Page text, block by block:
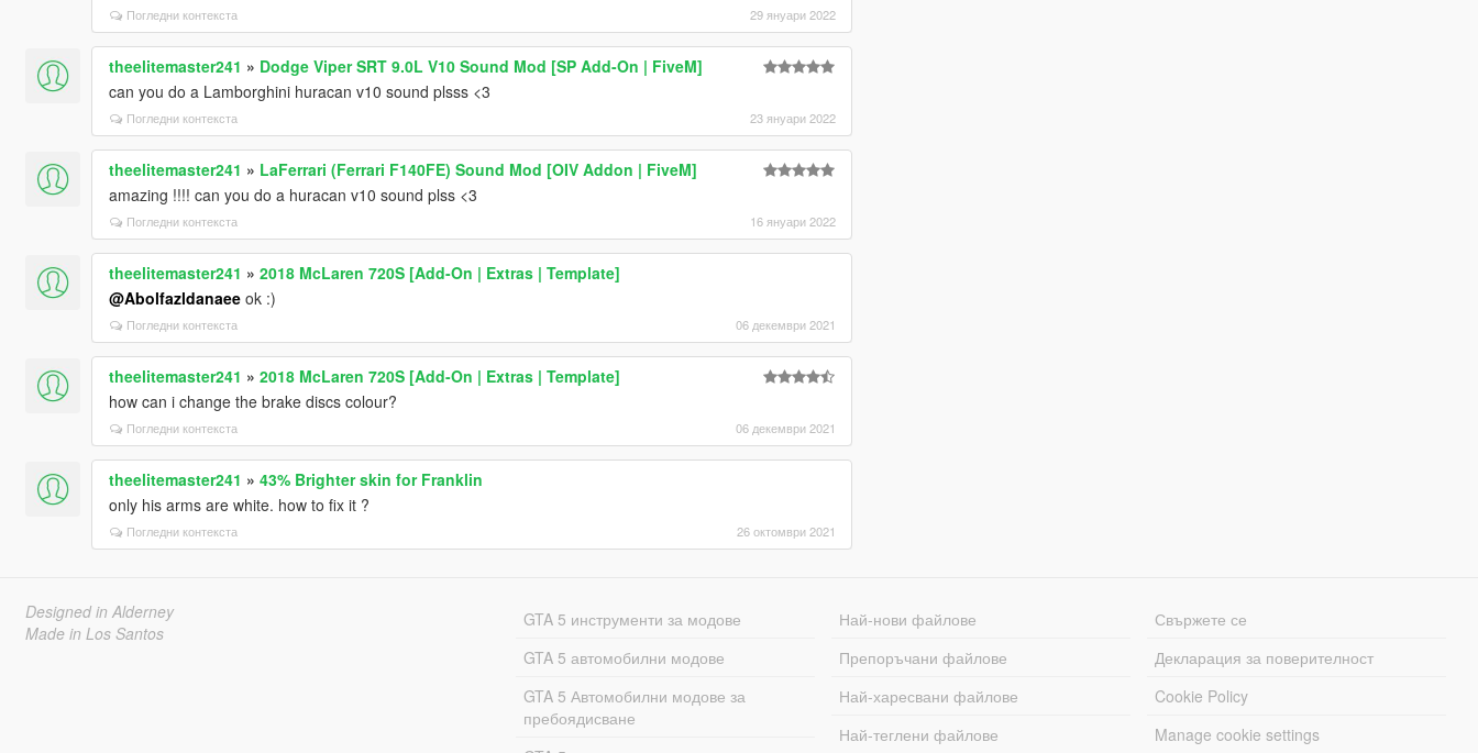
Погледни контекста 29 януари 2022
theelitemaster241 » Dodge Viper SRT 9.0L V10 Sound Mod [SP Add-On | FiveM]
can you do a Lamborghini huracan v10 sound plsss <3
Погледни контекста 23 януари 2022
theelitemaster241 » LaFerrari (Ferrari F140FE) Sound Mod [OIV Addon | FiveM]
amazing !!!! can you do a huracan v10 sound plss <3
Погледни контекста 16 януари 2022
theelitemaster241 » 2018 McLaren 720S [Add-On | Extras | Template]
@Abolfazldanaeeok :)
Погледни контекста 06 декември 2021
theelitemaster241 » 2018 McLaren 720S [Add-On | Extras | Template]
how can i change the brake discs colour?
Погледни контекста 06 декември 2021
theelitemaster241 » 43% Brighter skin for Franklin
only his arms are white. how to fix it ?
Погледни контекста 26 октомври 2021
Designed in Alderney
Made in Los Santos
GTA 5 инструменти за модове
GTA 5 автомобилни модове
GTA 5 Автомобилни модове за
пребоядисване
Най-нови файлове
Препоръчани файлове
Най-харесвани файлове
Най-теглени файлове
Свържете се
Декларация за поверителност
Cookie Policy
Manage cookie settings